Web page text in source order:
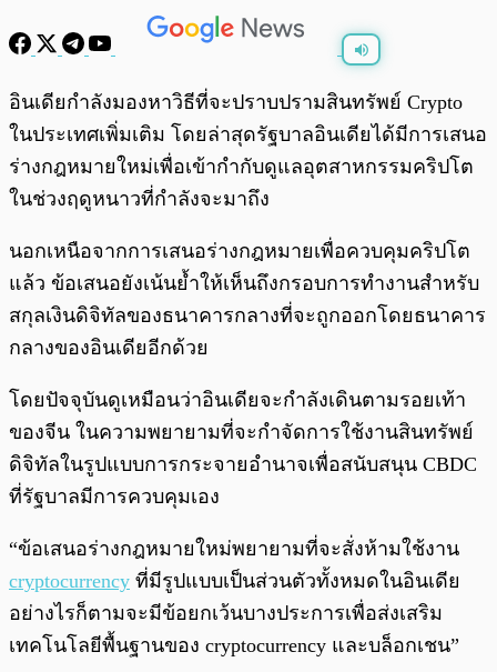
พร้อมเล่น 0:00/
อินเดียกำลังมองหาวิธีที่จะปราบปรามสินทรัพย์ Crypto
ในประเทศเพิ่มเติม โดยล่าสุดรัฐบาลอินเดียได้มีการเสนอ
ร่างกฎหมายใหม่เพื่อเข้ากำกับดูแลอุตสาหกรรมคริปโต
ในช่วงฤดูหนาวที่กำลังจะมาถึง
นอกเหนือจากการเสนอร่างกฎหมายเพื่อควบคุมคริปโต
แล้ว ข้อเสนอยังเน้นย้ำให้เห็นถึงกรอบการทำงานสำหรับ
สกุลเงินดิจิทัลของธนาคารกลางที่จะถูกออกโดยธนาคาร
กลางของอินเดียอีกด้วย
โดยปัจจุบันดูเหมือนว่าอินเดียจะกำลังเดินตามรอยเท้า
ของจีน ในความพยายามที่จะกำจัดการใช้งานสินทรัพย์
ดิจิทัลในรูปแบบการกระจายอำนาจเพื่อสนับสนุน CBDC
ที่รัฐบาลมีการควบคุมเอง
“ข้อเสนอร่างกฎหมายใหม่พยายามที่จะสั่งห้ามใช้งาน
cryptocurrency ที่มีรูปแบบเป็นส่วนตัวทั้งหมดในอินเดีย
อย่างไรก็ตามจะมีข้อยกเว้นบางประการเพื่อส่งเสริม
เทคโนโลยีพื้นฐานของ cryptocurrency และบล็อกเชน”